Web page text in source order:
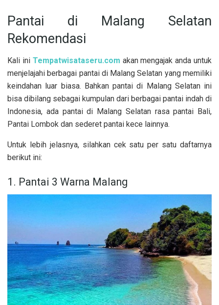
Pantai di Malang Selatan
Rekomendasi
Kali ini Tempatwisataseru.com akan mengajak anda untuk
menjelajahi berbagai pantai di Malang Selatan yang memiliki
keindahan luar biasa. Bahkan pantai di Malang Selatan ini
bisa dibilang sebagai kumpulan dari berbagai pantai indah di
Indonesia, ada pantai di Malang Selatan rasa pantai Bali,
Pantai Lombok dan sederet pantai kece lainnya.
Untuk lebih jelasnya, silahkan cek satu per satu daftarnya
berikut ini:
1. Pantai 3 Warna Malang